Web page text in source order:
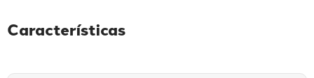
Características